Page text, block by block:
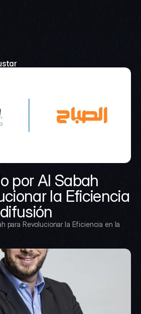
por Al Sabah
la Eficiencia
para Revolucionar la Eficiencia en la